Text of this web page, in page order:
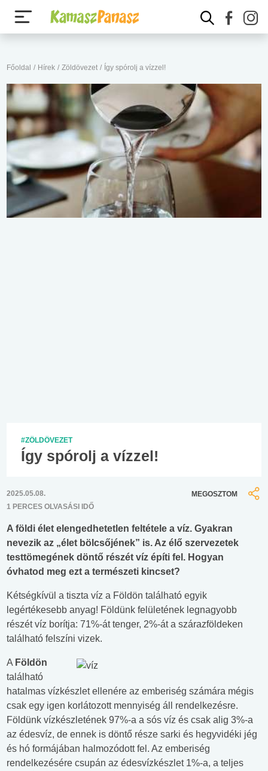
Főoldal / Hírek / Zöldövezet / Így spórolj a vízzel!
#ZÖLDÖVEZET
Így spórolj a vízzel!
2025.05.08.
1 PERCES OLVASÁSI IDŐ
MEGOSZTOM
A földi élet elengedhetetlen feltétele a víz. Gyakran
nevezik az „élet bölcsőjének” is. Az élő szervezetek
testtömegének döntő részét víz építi fel. Hogyan
óvhatod meg ezt a természeti kincset?
Kétségkívül a tiszta víz a Földön található egyik
legértékesebb anyag! Földünk felületének legnagyobb
részét víz borítja: 71%-át tenger, 2%-át a szárazföldeken
található felszíni vizek.
A Földön
található
hatalmas vízkészlet ellenére az emberiség számára mégis
csak egy igen korlátozott mennyiség áll rendelkezésre.
Földünk vízkészletének 97%-a a sós víz és csak alig 3%-a
az édesvíz, de ennek is döntő része sarki és hegyvidéki jég
és hó formájában halmozódott fel. Az emberiség
rendelkezésére csupán az édesvízkészlet 1%-a, a teljes